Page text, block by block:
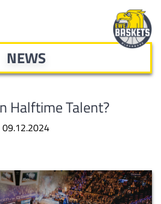
NEWS
Halftime Talent?
09.12.2024